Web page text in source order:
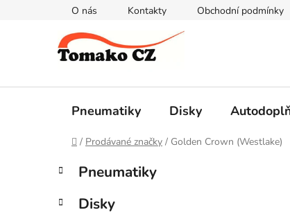
O nás Kontakty Obchodní podmínky
Pneumatiky Disky
Domů
/ Prodávané značky / Golden Crown (Westlake)
P
s
Přeskočit
kategorie
K
a
e
Pneumatiky
Disky